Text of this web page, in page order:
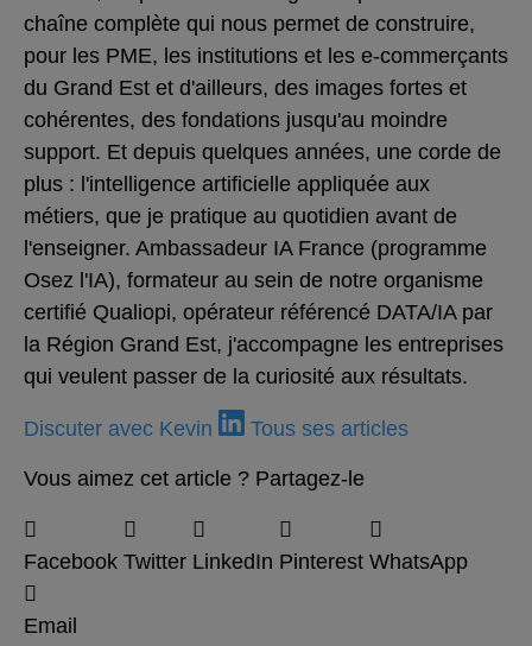
chaîne complète qui nous permet de construire,
pour les PME, les institutions et les e-commerçants
du Grand Est et d'ailleurs, des images fortes et
cohérentes, des fondations jusqu'au moindre
support. Et depuis quelques années, une corde de
plus : l'intelligence artificielle appliquée aux
métiers, que je pratique au quotidien avant de
l'enseigner. Ambassadeur IA France (programme
Osez l'IA), formateur au sein de notre organisme
certifié Qualiopi, opérateur référencé DATA/IA par
la Région Grand Est, j'accompagne les entreprises
qui veulent passer de la curiosité aux résultats.
Discuter avec Kevin
Tous ses articles
Vous aimez cet article ? Partagez-le
Facebook Twitter LinkedIn Pinterest WhatsApp
Email